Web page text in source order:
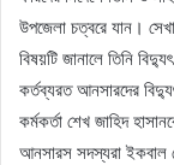
উপজেলা চত্বরে যান।
বিষয়টি জানালে তিনি
কর্তব্যরত আনসারদের
কর্মকর্তা শেখ জাহিদ
আনসারস সদস্যরা ইকবাল